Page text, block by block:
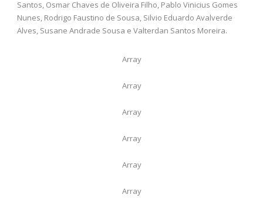
Santos, Osmar Chaves de Oliveira Filho, Pablo Vinicius Gomes
Nunes, Rodrigo Faustino de Sousa, Silvio Eduardo Avalverde
Alves, Susane Andrade Sousa e Valterdan Santos Moreira.
Array
Array
Array
Array
Array
Array